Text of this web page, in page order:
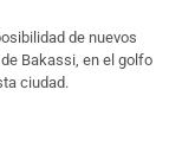
de nuevos
Bakassi, en el golfo
ciudad.